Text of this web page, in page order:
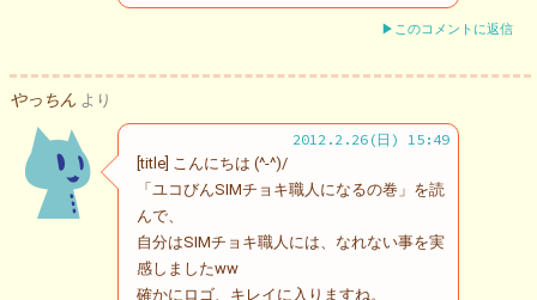
▶このコメントに返信
やっちん より
2012.2.26(日) 15:49
[title] こんにちは (^-^)/
「ユコびんSIMチョキ職人になるの巻」を読
んで、
自分はSIMチョキ職人には、なれない事を実
感しましたww
確かにロゴ、キレイに入りますね。